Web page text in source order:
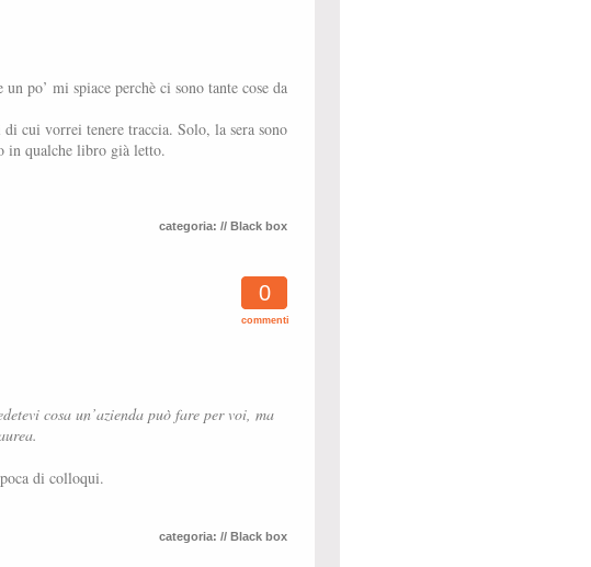
po’ mi spiace perchè ci sono tante cose da
cui vorrei tenere traccia. Solo, la sera sono
in qualche libro già letto.
categoria: // Black box
0
commenti
cosa un’azienda può fare per voi, ma
di colloqui.
categoria: // Black box